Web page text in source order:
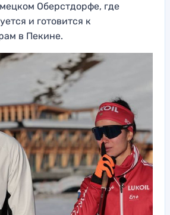
Оберстдорфе, где
и готовится к
в Пекине.